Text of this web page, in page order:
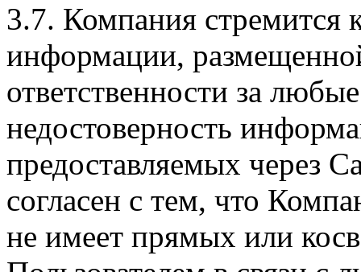
3.7. Компания стремится
информации,
ответственности за
недостоверность
предоставляемых через
согласен с тем, что
не имеет прямых или